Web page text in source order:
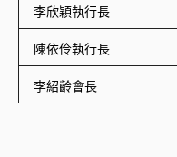
李欣穎執行長
陳依伶執行長
李紹齡會長